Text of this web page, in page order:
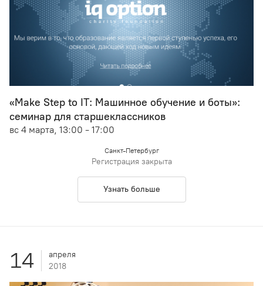
«Make Step to IT: Машинное обучение и боты»:
семинар для старшеклассников
вс 4 марта, 13:00 - 17:00
Санкт-Петербург
Регистрация закрыта
Узнать больше
14
апреля
2018